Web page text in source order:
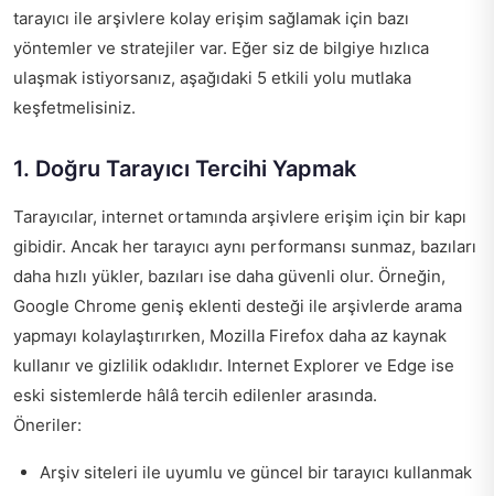
tarayıcı ile arşivlere kolay erişim sağlamak için bazı
yöntemler ve stratejiler var. Eğer siz de bilgiye hızlıca
ulaşmak istiyorsanız, aşağıdaki 5 etkili yolu mutlaka
keşfetmelisiniz.
1. Doğru Tarayıcı Tercihi Yapmak
Tarayıcılar, internet ortamında arşivlere erişim için bir kapı
gibidir. Ancak her tarayıcı aynı performansı sunmaz, bazıları
daha hızlı yükler, bazıları ise daha güvenli olur. Örneğin,
Google Chrome geniş eklenti desteği ile arşivlerde arama
yapmayı kolaylaştırırken, Mozilla Firefox daha az kaynak
kullanır ve gizlilik odaklıdır. Internet Explorer ve Edge ise
eski sistemlerde hâlâ tercih edilenler arasında.
Öneriler:
Arşiv siteleri ile uyumlu ve güncel bir tarayıcı kullanmak